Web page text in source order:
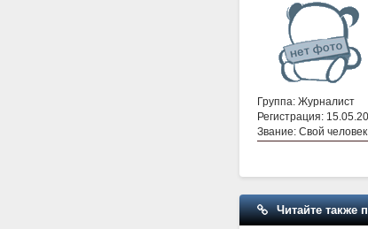
Группа: Журналист
Регистрация:
Звание: Свой человек
Читайте также